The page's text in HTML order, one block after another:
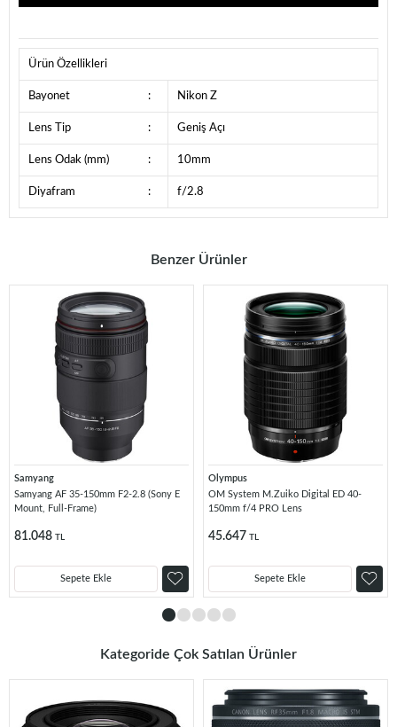
Ürün Özellikleri
Bayonet : Nikon Z
Lens Tip : Geniş Açı
Lens Odak (mm) : 10mm
Diyafram : f/2.8
Benzer Ürünler
Samyang
Samyang AF 35-150mm F2-2.8 (Sony E
Mount, Full-Frame)
81.048 TL
Sepete Ekle
Olympus
OM System M.Zuiko Digital ED 40-
150mm f/4 PRO Lens
45.647 TL
Sepete Ekle
Kategoride Çok Satılan Ürünler